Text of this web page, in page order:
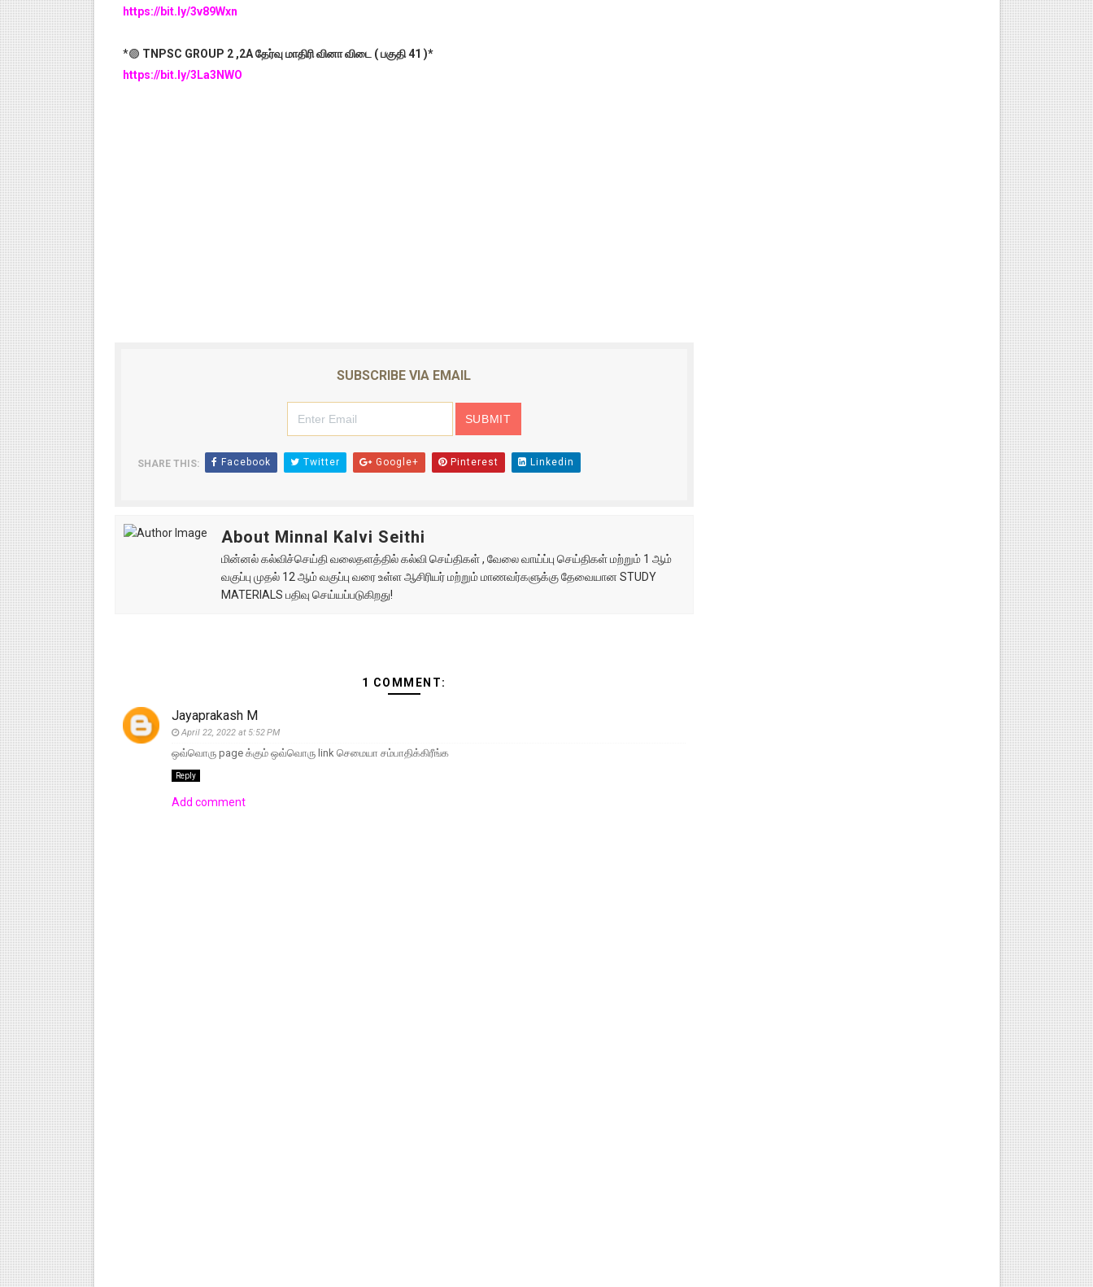
https://bit.ly/3v89Wxn
*🟣 TNPSC GROUP 2 ,2A தேர்வு மாதிரி வினா விடை ( பகுதி 41 )*
https://bit.ly/3La3NWO
SUBSCRIBE VIA EMAIL
SHARE THIS: Facebook Twitter Google+ Pinterest Linkedin
About Minnal Kalvi Seithi
மின்னல் கல்விச்செய்தி வலைதளத்தில் கல்வி செய்திகள் , வேலை வாய்ப்பு செய்திகள் மற்றும் 1 ஆம்
வகுப்பு முதல் 12 ஆம் வகுப்பு வரை உள்ள ஆசிரியர் மற்றும் மாணவர்களுக்கு தேவையான STUDY
MATERIALS பதிவு செய்யப்படுகிறது!
1 COMMENT:
Jayaprakash M
April 22, 2022 at 5:52 PM
ஒவ்வொரு page க்கும் ஒவ்வொரு link செமையா சம்பாதிக்கிரீங்க
Reply
Add comment